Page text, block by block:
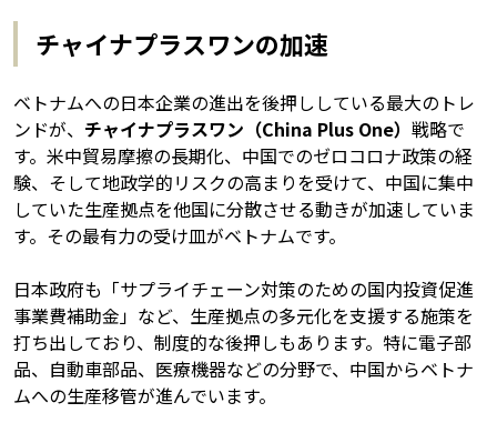
チャイナプラスワンの加速
ベトナムへの日本企業の進出を後押ししている最大のトレ
ンドが、 チャイナプラスワン（China Plus One） 戦略で
す。米中貿易摩擦の長期化、中国でのゼロコロナ政策の経
験、そして地政学的リスクの高まりを受けて、中国に集中
していた生産拠点を他国に分散させる動きが加速していま
す。その最有力の受け皿がベトナムです。
日本政府も「サプライチェーン対策のための国内投資促進
事業費補助金」など、生産拠点の多元化を支援する施策を
打ち出しており、制度的な後押しもあります。特に電子部
品、自動車部品、医療機器などの分野で、中国からベトナ
ムへの生産移管が進んでいます。